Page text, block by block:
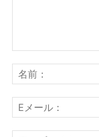
ン
ト：